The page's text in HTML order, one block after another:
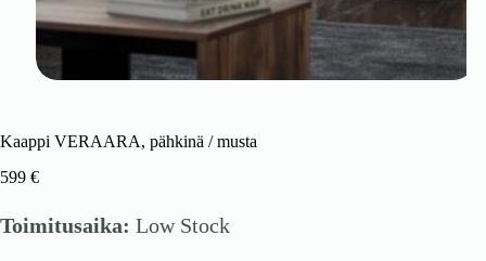
Kaappi VERAARA, pähkinä / musta
599 €
Toimitusaika: Low Stock